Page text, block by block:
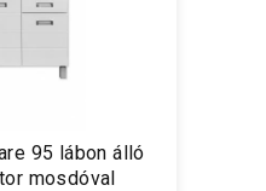
95 lábon álló
mosdóval